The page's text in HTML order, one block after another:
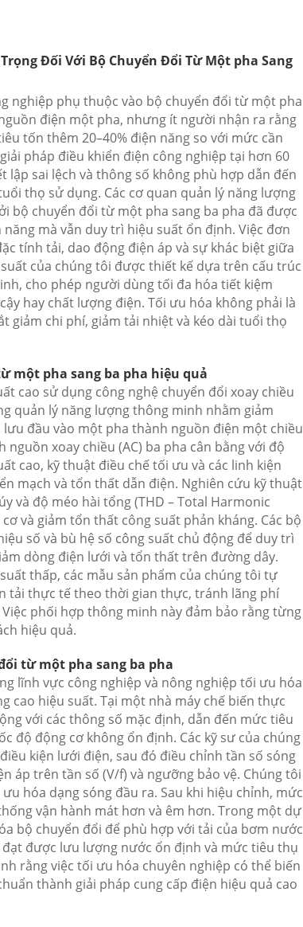
Đối Với Bộ Chuyển Đổi Từ Một pha Sang
nghiệp phụ thuộc vào bộ chuyển đổi từ một pha
điện một pha, nhưng ít người nhận ra rằng
tốn thêm 20–40% điện năng so với mức cần
pháp điều khiển điện công nghiệp tại hơn 60
sai lệch và thông số không phù hợp dẫn đến
thọ sử dụng. Các cơ quan quản lý năng lượng
bộ chuyển đổi từ một pha sang ba pha đã được
mà vẫn duy trì hiệu suất ổn định. Việc đơn
tính tải, dao động điện áp và sự khác biệt giữa
của chúng tôi được thiết kế dựa trên cấu trúc
cho phép người dùng tối đa hóa tiết kiệm
hay chất lượng điện. Tối ưu hóa không phải là
giảm chi phí, giảm tải nhiệt và kéo dài tuổi thọ
một pha sang ba pha hiệu quả
cao sử dụng công nghệ chuyển đổi xoay chiều
quản lý năng lượng thông minh nhằm giảm
đầu vào một pha thành nguồn điện một chiều
xoay chiều (AC) ba pha cân bằng với độ
cao, kỹ thuật điều chế tối ưu và các linh kiện
mạch và tổn thất dẫn điện. Nghiên cứu kỹ thuật
và độ méo hài tổng (THD – Total Harmonic
và giảm tổn thất công suất phản kháng. Các bộ
số và bù hệ số công suất chủ động để duy trì
dòng điện lưới và tổn thất trên đường dây.
thấp, các mẫu sản phẩm của chúng tôi tự
tải thực tế theo thời gian thực, tránh lãng phí
phối hợp thông minh này đảm bảo rằng từng
hiệu quả.
từ một pha sang ba pha
lĩnh vực công nghiệp và nông nghiệp tối ưu hóa
cao hiệu suất. Tại một nhà máy chế biến thực
với các thông số mặc định, dẫn đến mức tiêu
độ động cơ không ổn định. Các kỹ sư của chúng
kiện lưới điện, sau đó điều chỉnh tần số sóng
áp trên tần số (V/f) và ngưỡng bảo vệ. Chúng tôi
hóa dạng sóng đầu ra. Sau khi hiệu chỉnh, mức
vận hành mát hơn và êm hơn. Trong một dự
bộ chuyển đổi để phù hợp với tải của bơm nước
được lưu lượng nước ổn định và mức tiêu thụ
rằng việc tối ưu hóa chuyên nghiệp có thể biến
thành giải pháp cung cấp điện hiệu quả cao